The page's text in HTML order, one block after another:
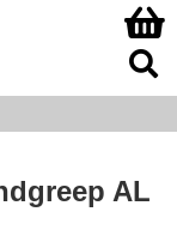
AL